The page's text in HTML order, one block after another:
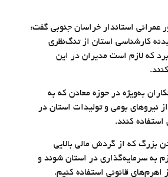
عمرانی استاندار خراسان جنوبی گفت:
کارشناسی استان از تنگ‌نظری
که لازم است مدیران در این
به‌ویژه در حوزه معادن که به
نیروهای بومی و تولیدات استان در
استفاده کنند.
بزرگ که از گردش مالی بالایی
به سرمایه‌گذاری در استان شوند و
اهرم‌های قانونی استفاده کنیم.